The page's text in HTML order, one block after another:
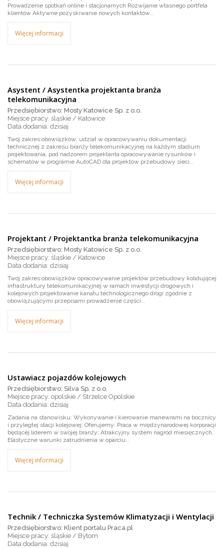
Prowadzenie spotkań online i stacjonarnych Rozwijanie własnego portfela
klientów Aktywne pozyskiwanie nowych kontaktów...
Więcej informacji
Asystent / Asystentka projektanta branża
telekomunikacyjna
Przedsiębiorstwo: Mosty Katowice Sp. z o.o.
Miejsce pracy: śląskie / Katowice
dzisiaj
Twój zakres obowiązków: udział w opracowywaniu dokumentacji
technicznej z zakresu branży telekomunikacyjnej na każdym stadium
projektowania, pod nadzorem projektanta opracowywanie rysunków i
schematów w programie AutoCAD dla projektów przebudowy sieci...
Więcej informacji
Projektant / Projektantka branża telekomunikacyjna
Przedsiębiorstwo: Mosty Katowice Sp. z o.o.
Miejsce pracy: śląskie / Katowice
dzisiaj
Twój zakres obowiązków opracowywanie projektów przebudowy kolidującej
infrastruktury telekomunikacyjnej w ramach inwestycji drogowych i
kolejowych projektowanie kanału technologicznego drogi zgodnie z
obowiązującymi przepisami prowadzenie części...
Więcej informacji
Ustawiacz pojazdów kolejowych
Przedsiębiorstwo: Silva Sp. z o.o.
Miejsce pracy: opolskie / Strzelce Opolskie
dzisiaj
Zadania na stanowisku: Wykonywanie i kierowanie manewrami na bocznicy
i przyległej stacji kolejowej; Oferujemy: Praca w międzynarodowej korporacji
będącej liderem w swojej branży; Atrakcyjny system nagród miesięcznych;
Elastyczne warunki zatrudnienia w oparciu...
Więcej informacji
Technik / Techniczka Systemów Klimatyzacji i Wentylacji
Przedsiębiorstwo: Klient portalu Praca.pl
Miejsce pracy: śląskie / Bytom
dzisiaj